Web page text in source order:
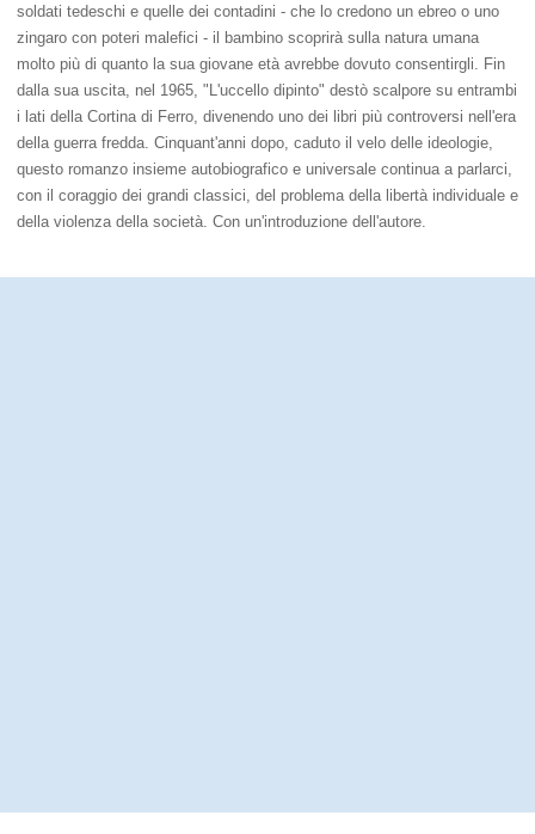
soldati tedeschi e quelle dei contadini - che lo credono un ebreo o uno
zingaro con poteri malefici - il bambino scoprirà sulla natura umana
molto più di quanto la sua giovane età avrebbe dovuto consentirgli. Fin
dalla sua uscita, nel 1965, "L'uccello dipinto" destò scalpore su entrambi
i lati della Cortina di Ferro, divenendo uno dei libri più controversi nell'era
della guerra fredda. Cinquant'anni dopo, caduto il velo delle ideologie,
questo romanzo insieme autobiografico e universale continua a parlarci,
con il coraggio dei grandi classici, del problema della libertà individuale e
della violenza della società. Con un'introduzione dell'autore.